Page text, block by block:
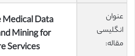
عنوان
انگلیسی
مقاله:
Data
Mining for
Services